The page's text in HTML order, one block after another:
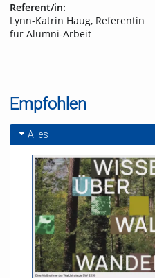
Referent/in:
Lynn-Katrin Haug, Referentin
für Alumni-Arbeit
Empfohlen
Alles